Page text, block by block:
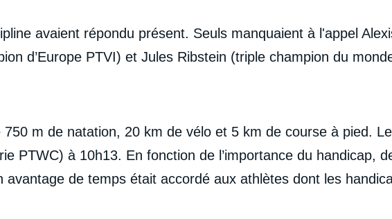
avaient répondu présent. Seuls manquaient à l'appel
d’Europe PTVI) et Jules Ribstein (triple champion du
m de natation, 20 km de vélo et 5 km de course à pied.
PTWC) à 10h13. En fonction de l’importance du handicap,
de temps était accordé aux athlètes dont les